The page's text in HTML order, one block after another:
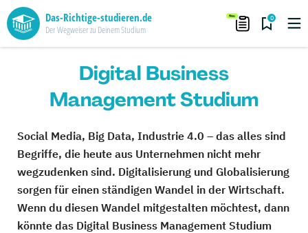
Das-Richtige-studieren.de
Der Wegweiser zu Deinem Studium
0
Digital Business
Management Studium
Social Media, Big Data, Industrie 4.0 – das alles sind
Begriffe, die heute aus Unternehmen nicht mehr
wegzudenken sind. Digitalisierung und Globalisierung
sorgen für einen ständigen Wandel in der Wirtschaft.
Wenn du diesen Wandel mitgestalten möchtest, dann
könnte das Digital Business Management Studium